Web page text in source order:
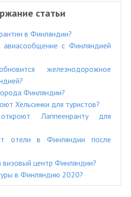
статьи
в Финляндии?
с Финляндией
железнодорожное
Финляндии?
Хельсинки для туристов?
Лаппеенранту для
отели в Финляндии после
визовый центр Финляндии?
в Финляндию 2020?